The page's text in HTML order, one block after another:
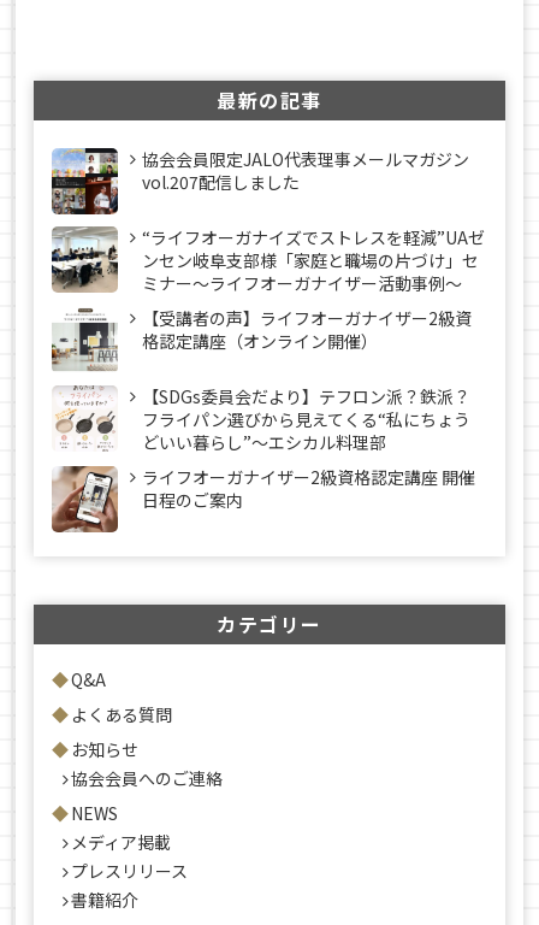
最新の記事
協会会員限定JALO代表理事メールマガジン
vol.207配信しました
“ライフオーガナイズでストレスを軽減”UAゼ
ンセン岐阜支部様「家庭と職場の片づけ」セ
ミナー～ライフオーガナイザー活動事例〜
【受講者の声】ライフオーガナイザー2級資
格認定講座（オンライン開催）
【SDGs委員会だより】テフロン派？鉄派？
フライパン選びから見えてくる“私にちょう
どいい暮らし”～エシカル料理部
ライフオーガナイザー2級資格認定講座 開催
日程のご案内
カテゴリー
Q&A
よくある質問
お知らせ
協会会員へのご連絡
NEWS
メディア掲載
プレスリリース
書籍紹介